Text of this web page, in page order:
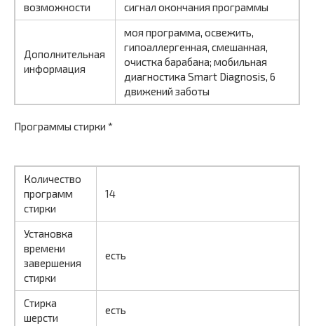
возможности
сигнал окончания программы
Дополнительная
информация
моя программа, освежить,
гипоаллергенная, смешанная,
очистка барабана; мобильная
диагностика Smart Diagnosis, 6
движений заботы
Программы стирки *
Количество
программ
стирки
14
Установка
времени
завершения
стирки
есть
Стирка
шерсти
есть